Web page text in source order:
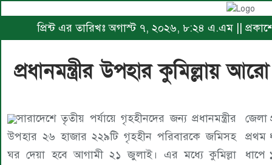
প্রিন্ট এর তারিখঃ অগাস্ট ৭, ২০২৬, ৮:২৪ এ.এম ||
প্রধানমন্ত্রীর উপহার কুমিল্লায়
সারাদেশে তৃতীয় পর্যায়ে গৃহহীনদের জন্য প্রধানমন্ত্রীর
উপহার ২৬ হাজার ২২৯টি গৃহহীন পরিবারকে জমিসহ
ঘর দেয়া হবে আগামী ২১ জুলাই। এর মধ্যে কুমিল্লা
জেলা
প্রথম ধাপে কুমিল্লায় ৫৯৫
ধাপে